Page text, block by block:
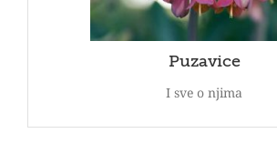
Puzavice
I sve o njima
POGLEDAJ